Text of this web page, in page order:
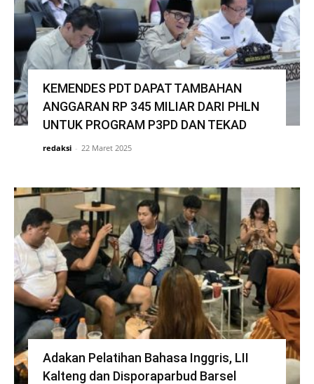
KEMENDES PDT DAPAT TAMBAHAN
ANGGARAN RP 345 MILIAR DARI PHLN
UNTUK PROGRAM P3PD DAN TEKAD
redaksi - 22 Maret 2025
Adakan Pelatihan Bahasa Inggris, LII
Kalteng dan Disporaparbud Barsel